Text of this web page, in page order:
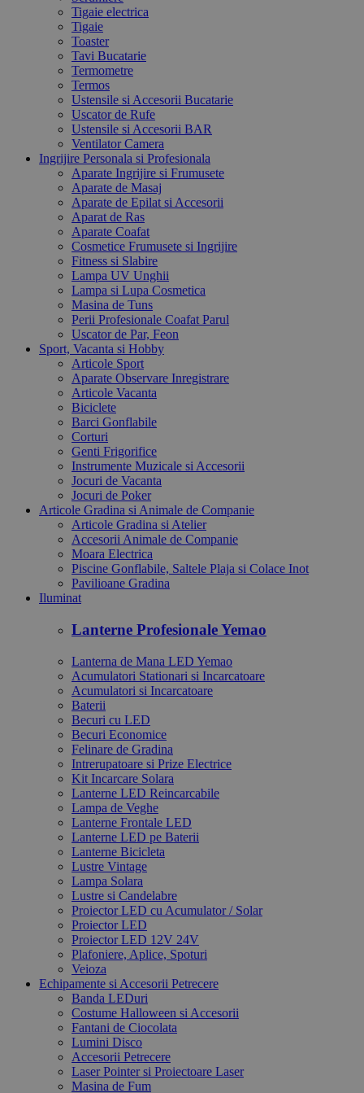
Tigaie electrica
Tigaie
Toaster
Tavi Bucatarie
Termometre
Termos
Ustensile si Accesorii Bucatarie
Uscator de Rufe
Ustensile si Accesorii BAR
Ventilator Camera
Ingrijire Personala si Profesionala
Aparate Ingrijire si Frumusete
Aparate de Masaj
Aparate de Epilat si Accesorii
Aparat de Ras
Aparate Coafat
Cosmetice Frumusete si Ingrijire
Fitness si Slabire
Lampa UV Unghii
Lampa si Lupa Cosmetica
Masina de Tuns
Perii Profesionale Coafat Parul
Uscator de Par, Feon
Sport, Vacanta si Hobby
Articole Sport
Aparate Observare Inregistrare
Articole Vacanta
Biciclete
Barci Gonflabile
Corturi
Genti Frigorifice
Instrumente Muzicale si Accesorii
Jocuri de Vacanta
Jocuri de Poker
Articole Gradina si Animale de Companie
Articole Gradina si Atelier
Accesorii Animale de Companie
Moara Electrica
Piscine Gonflabile, Saltele Plaja si Colace Inot
Pavilioane Gradina
Iluminat
Lanterne Profesionale Yemao
Lanterna de Mana LED Yemao
Acumulatori Stationari si Incarcatoare
Acumulatori si Incarcatoare
Baterii
Becuri cu LED
Becuri Economice
Felinare de Gradina
Intrerupatoare si Prize Electrice
Kit Incarcare Solara
Lanterne LED Reincarcabile
Lampa de Veghe
Lanterne Frontale LED
Lanterne LED pe Baterii
Lanterne Bicicleta
Lustre Vintage
Lampa Solara
Lustre si Candelabre
Proiector LED cu Acumulator / Solar
Proiector LED
Proiector LED 12V 24V
Plafoniere, Aplice, Spoturi
Veioza
Echipamente si Accesorii Petrecere
Banda LEDuri
Costume Halloween si Accesorii
Fantani de Ciocolata
Lumini Disco
Accesorii Petrecere
Laser Pointer si Proiectoare Laser
Masina de Fum